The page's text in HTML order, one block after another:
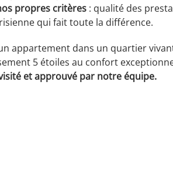
propres critères : qualité des
qui fait toute la différence.
appartement dans un quartier
5 étoiles au confort
et approuvé par notre équipe.